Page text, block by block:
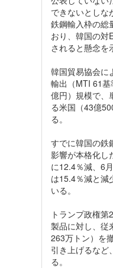
できないとしな
鉄鋼輸入枠の総
おり、韓国の対
されると懸念を
韓国貿易協会に
輸出（MTI 61
億円）規模で、
る米国（43億
る。
すでに韓国の鉄
影響が本格化し
に12.4％減、6
は15.4％減と減
いる。
トランプ政権
製品に対し、従
263万トン）を
引き上げるなど
る。